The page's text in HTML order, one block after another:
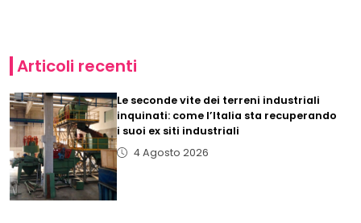
Articoli recenti
Le seconde vite dei terreni industriali
inquinati: come l’Italia sta recuperando
i suoi ex siti industriali
4 Agosto 2026